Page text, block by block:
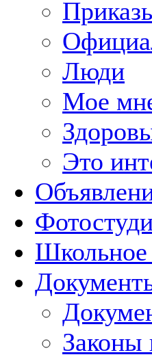
Люди
Мое
Это
Школьное
Законы